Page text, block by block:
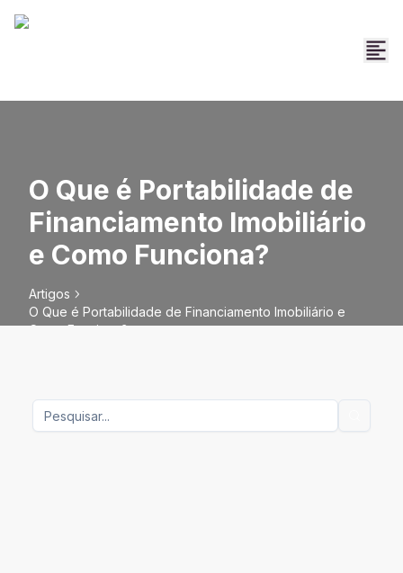
O Que é Portabilidade de
Financiamento Imobiliário
e Como Funciona?
Artigos
O Que é Portabilidade de Financiamento Imobiliário e
Como Funciona?